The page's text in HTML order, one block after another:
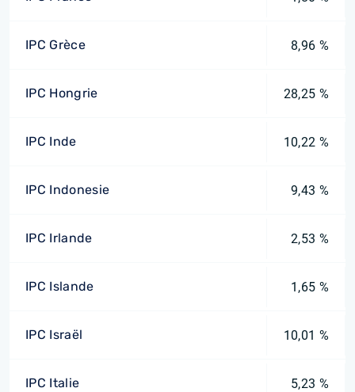
IPC Grèce 8,96 %
IPC Hongrie 28,25 %
IPC Inde 10,22 %
IPC Indonesie 9,43 %
IPC Irlande 2,53 %
IPC Islande 1,65 %
IPC Israël 10,01 %
IPC Italie 5,23 %